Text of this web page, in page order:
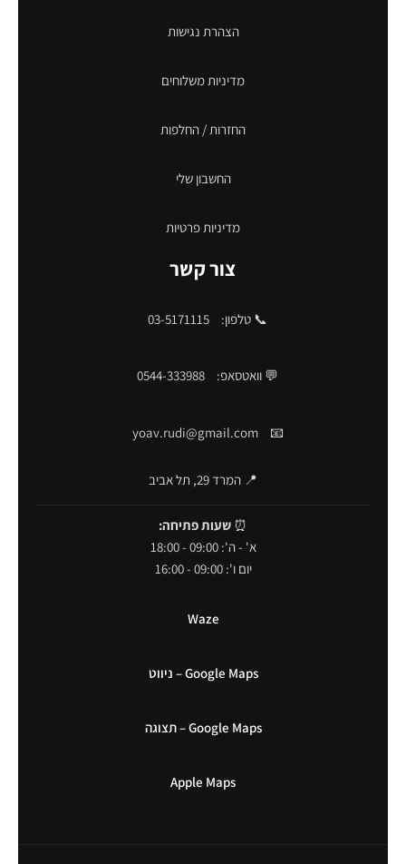
הצהרת נגישות
מדיניות משלוחים
החזרות / החלפות
החשבון שלי
מדיניות פרטיות
צור קשר
📞 טלפון: 03-5171115
💬 וואטסאפ: 0544-333988
📧
yoav.rudi@gmail.com
📍 המרד 29, תל אביב
⏰ שעות פתיחה:
א' - ה': 09:00 - 18:00
יום ו': 09:00 - 16:00
Waze
Google Maps – ניווט
Google Maps – תצוגה
Apple Maps